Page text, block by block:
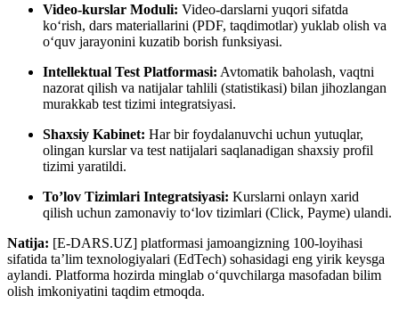
Video-kurslar Moduli: Video-darslarni yuqori sifatda
ko‘rish, dars materiallarini (PDF, taqdimotlar) yuklab olish va
o‘quv jarayonini kuzatib borish funksiyasi.
Intellektual Test Platformasi: Avtomatik baholash, vaqtni
nazorat qilish va natijalar tahlili (statistikasi) bilan jihozlangan
murakkab test tizimi integratsiyasi.
Shaxsiy Kabinet: Har bir foydalanuvchi uchun yutuqlar,
olingan kurslar va test natijalari saqlanadigan shaxsiy profil
tizimi yaratildi.
To’lov Tizimlari Integratsiyasi: Kurslarni onlayn xarid
qilish uchun zamonaviy to‘lov tizimlari (Click, Payme) ulandi.
Natija: [E-DARS.UZ] platformasi jamoangizning 100-loyihasi
sifatida ta’lim texnologiyalari (EdTech) sohasidagi eng yirik keysga
aylandi. Platforma hozirda minglab o‘quvchilarga masofadan bilim
olish imkoniyatini taqdim etmoqda.